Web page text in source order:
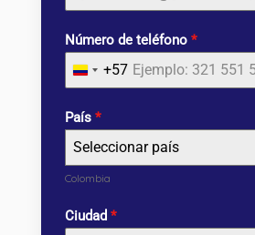
Número de teléfono *
Colombia
+57
País *
Seleccionar país
Colombia
Ciudad *